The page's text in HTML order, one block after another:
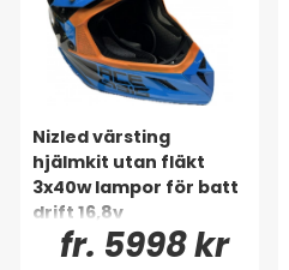
Nizled värsting
hjälmkit utan fläkt
3x40w lampor för batt
drift 16,8v
fr. 5998 kr